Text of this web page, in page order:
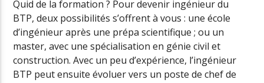
Quid de la formation ? Pour devenir ingénieur du
BTP, deux possibilités s’offrent à vous : une école
d’ingénieur après une prépa scientifique ; ou un
master, avec une spécialisation en génie civil et
construction. Avec un peu d’expérience, l’ingénieur
BTP peut ensuite évoluer vers un poste de chef de